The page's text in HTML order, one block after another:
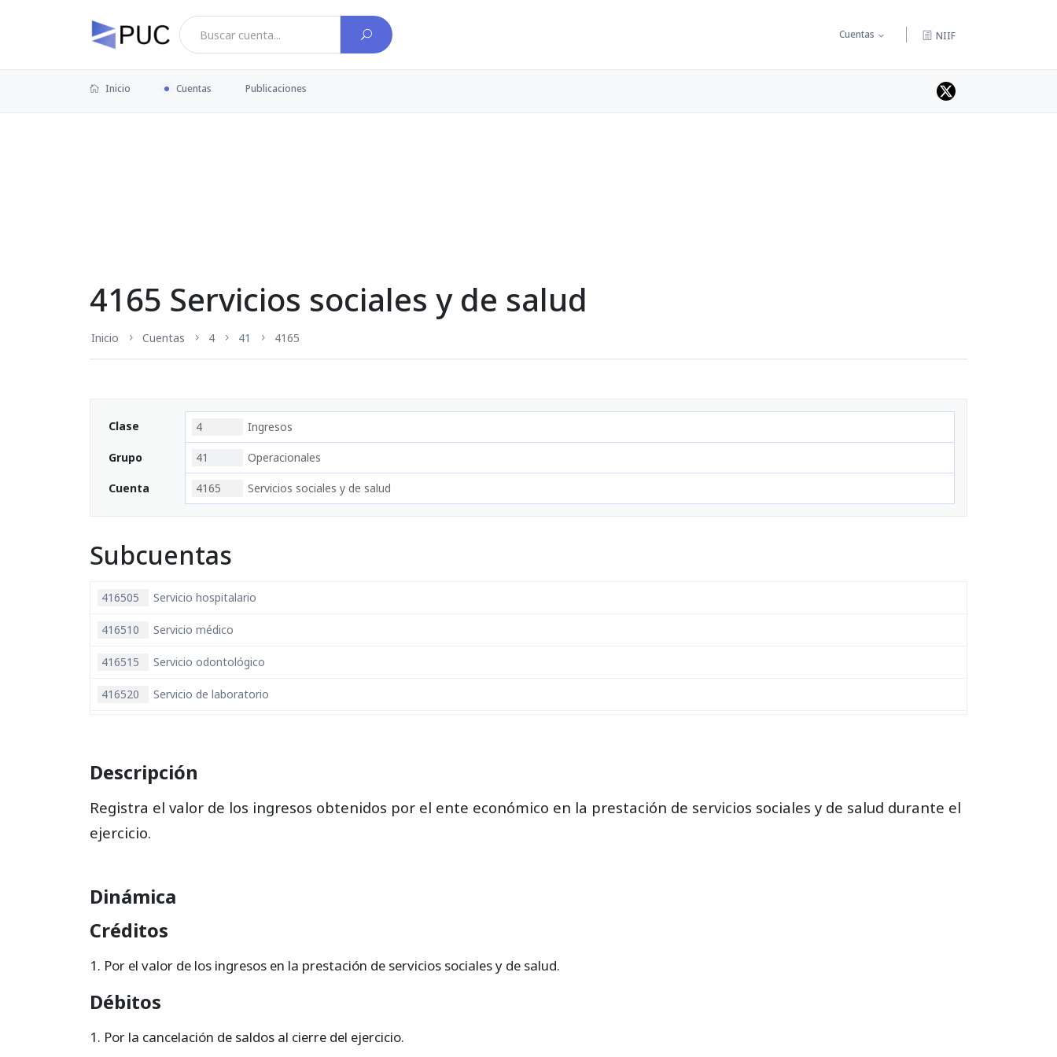
Cuentas NIIF
Inicio Cuentas Publicaciones
4165 Servicios sociales y de salud
Inicio Cuentas 4 41 4165
Clase 4 Ingresos
Grupo 41 Operacionales
Cuenta 4165 Servicios sociales y de salud
Subcuentas
416505 Servicio hospitalario
416510 Servicio médico
416515 Servicio odontológico
416520 Servicio de laboratorio
Descripción
Registra el valor de los ingresos obtenidos por el ente económico en la prestación de servicios sociales y de salud durante el
ejercicio.
Dinámica
Créditos
Por el valor de los ingresos en la prestación de servicios sociales y de salud.
Débitos
Por la cancelación de saldos al cierre del ejercicio.